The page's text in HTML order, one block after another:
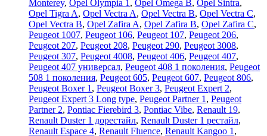
Monterey, Opel Olympia 1 , Opel Omega B, Opel Sintra,
Opel Tigra A, Opel Vectra A, Opel Vectra B, Opel Vectra C,
Opel Vectra В, Opel Zafira A, Opel Zafira B, Opel Zafira C,
Peugeot 1007, Peugeot 106, Peugeot 107, Peugeot 206,
Peugeot 207, Peugeot 208, Peugeot 290, Peugeot 3008,
Peugeot 307, Peugeot 4008, Peugeot 406, Peugeot 407,
Peugeot 407 универсал, Peugeot 408 1 поколения, Peugeot
508 1 поколения, Peugeot 605, Peugeot 607, Peugeot 806,
Peugeot Boxer 1 , Peugeot Boxer 3, Peugeot Expert 2,
Peugeot Expert 3 Long type, Peugeot Partner 1 , Peugeot
Partner 2, Pontiac Fierebird 3, Pontiac Vibe, Renault 19,
Renault Duster 1 дорестайл, Renault Duster 1 рестайл,
Renault Espace 4, Renault Fluence, Renault Kangoo 1 ,